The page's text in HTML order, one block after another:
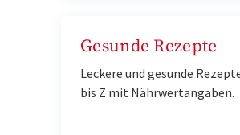
Gesunde Rezepte
Leckere und gesunde
bis Z mit Nährwertangaben.